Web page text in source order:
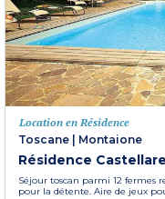
Location en Résidence
Toscane
Montaione
Résidence
Séjour toscan parmi 12 fermes
pour la détente. Aire de jeux